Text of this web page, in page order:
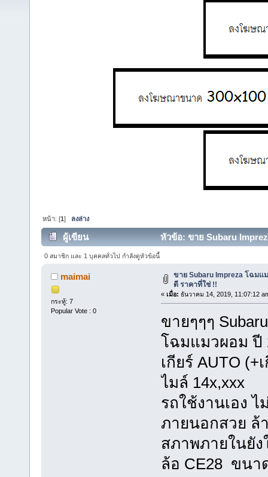
หน้า: [1] ลงล่าง
ผู้เขียน หัวข้อ: ขาย Subaru
0 สมาชิก และ 1 บุคคลทั่วไป กำลังดูหัวข้อนี้
maimai
กระทู้: 7
Popular Vote : 0
ขาย Subaru Impreza โฉมแ
ดี ราคาที่ใช่ !!
« เมื่อ: ธันวาคม 14, 2019, 11:07:12
ขายๆๆๆ
โฉมแมวผอม ปี
เกียร์ AUTO (+
ไมล์ 14x,xxx
รถใช้งานเอง ไ
ภายนอกสวย ล้
สภาพภายในยั
ล้อ CE28 ขนา